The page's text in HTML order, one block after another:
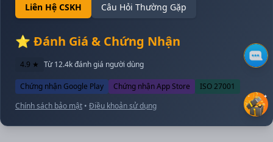
Liên Hệ CSKH Câu Hỏi Thường Gặp
⭐ Đánh Giá & Chứng Nhận
4.9 ★ Từ 12.4k đánh giá người dùng
Chứng nhận Google Play Chứng nhận App Store
ISO 27001
Chính sách bảo mật • Điều khoản sử dụng